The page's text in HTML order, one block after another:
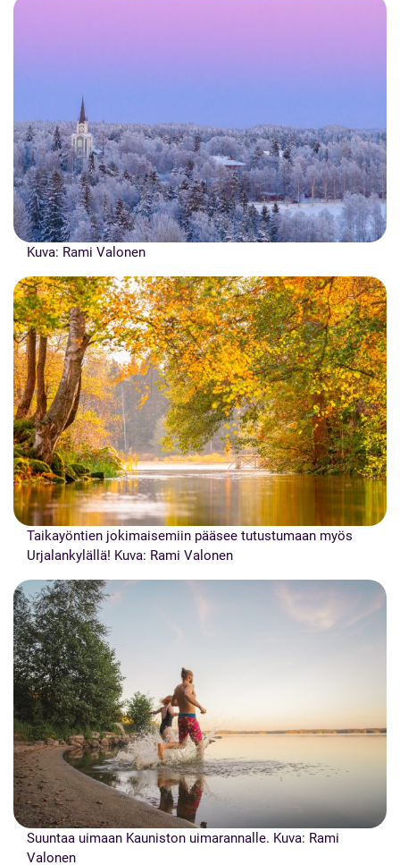
Kuva: Rami Valonen
Taikayöntien jokimaisemiin pääsee tutustumaan myös
Urjalankylällä! Kuva: Rami Valonen
Suuntaa uimaan Kauniston uimarannalle. Kuva: Rami
Valonen